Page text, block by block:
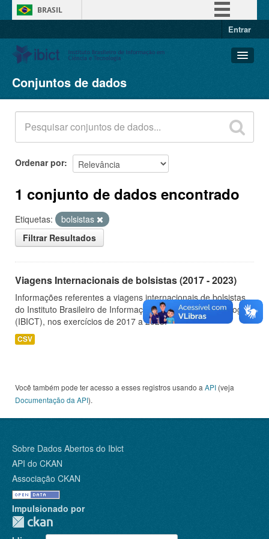
BRASIL
Entrar
Conjuntos de dados
Organizações
Grupos
Sobre
Conjuntos de dados
Ordenar por
1 conjunto de dados encontrado
Etiquetas:
bolsistas
Filtrar Resultados
Viagens Internacionais de bolsistas (2017 - 2023)
Informações referentes a viagens internacionais de bolsistas
do Instituto Brasileiro de Informação em Ciência e Tecnologia
(IBICT), nos exercícios de 2017 a 2023.
CSV
Você também pode ter acesso a esses registros usando a API (veja
Documentação da API).
Sobre Dados Abertos do Ibict
API do CKAN
Associação CKAN
Impulsionado por